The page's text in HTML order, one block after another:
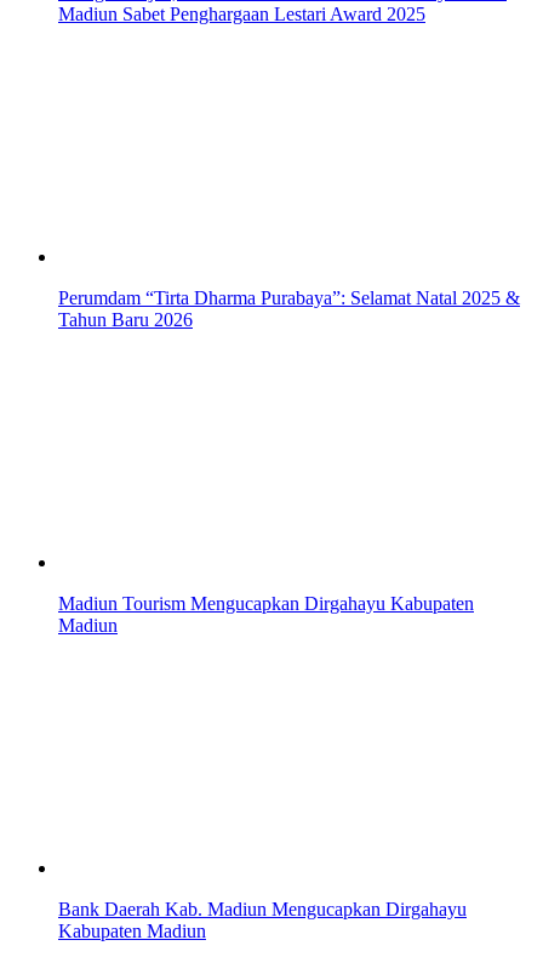
Madiun Sabet Penghargaan Lestari Award 2025
Perumdam “Tirta Dharma Purabaya”: Selamat Natal 2025 &
Tahun Baru 2026
Madiun Tourism Mengucapkan Dirgahayu Kabupaten
Madiun
Bank Daerah Kab. Madiun Mengucapkan Dirgahayu
Kabupaten Madiun